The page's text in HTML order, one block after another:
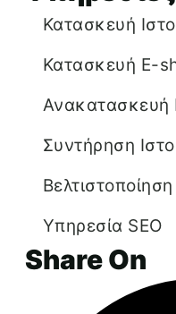
Κατασκευή
Κατασκευή E-
Ανακατασκευή
Συντήρηση
Υπηρεσία SEO
Share On